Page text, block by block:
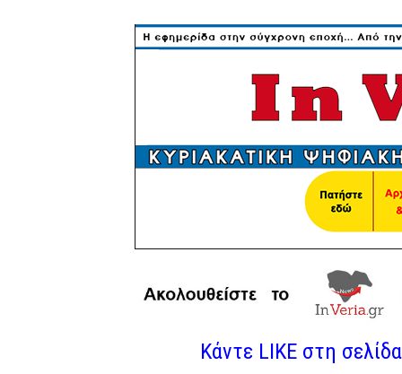
Κάντε LIKE στη